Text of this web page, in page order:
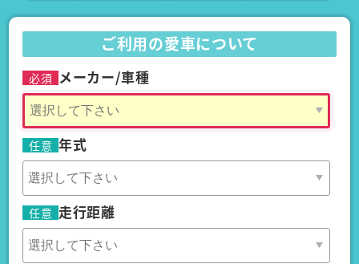
ご利用の愛車について
必須 メーカー/車種
任意 年式
任意 走行距離